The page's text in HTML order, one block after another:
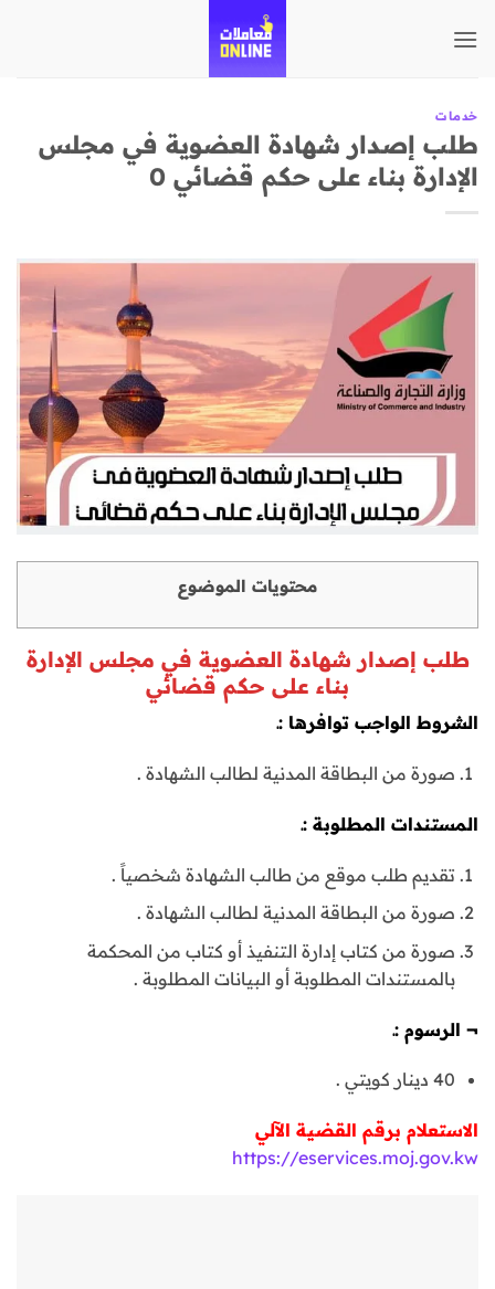
للمحتوى
خدمات
طلب إصدار شهادة العضوية في مجلس
الإدارة بناء على حكم قضائي 0
محتويات الموضوع
طلب إصدار شهادة العضوية في مجلس الإدارة
بناء على حكم قضائي
الشروط الواجب توافرها :ـ
صورة من البطاقة المدنية لطالب الشهادة .
المستندات المطلوبة :ـ
تقديم طلب موقع من طالب الشهادة شخصياً .
صورة من البطاقة المدنية لطالب الشهادة .
صورة من كتاب إدارة التنفيذ أو كتاب من المحكمة
بالمستندات المطلوبة أو البيانات المطلوبة .
¬ الرسوم :ـ
40 دينار كويتي .
الاستعلام برقم القضية الآلي
https://eservices.moj.gov.kw